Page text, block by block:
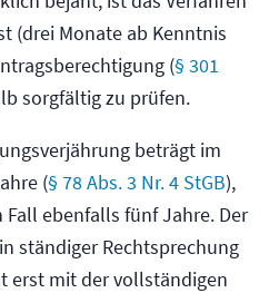
(drei Monate ab Kenntnis
(§ 301
sorgfältig zu prüfen.
beträgt im
(§ 78 Abs. 3 Nr. 4 StGB),
ebenfalls fünf Jahre. Der
ständiger Rechtsprechung
erst mit der vollständigen